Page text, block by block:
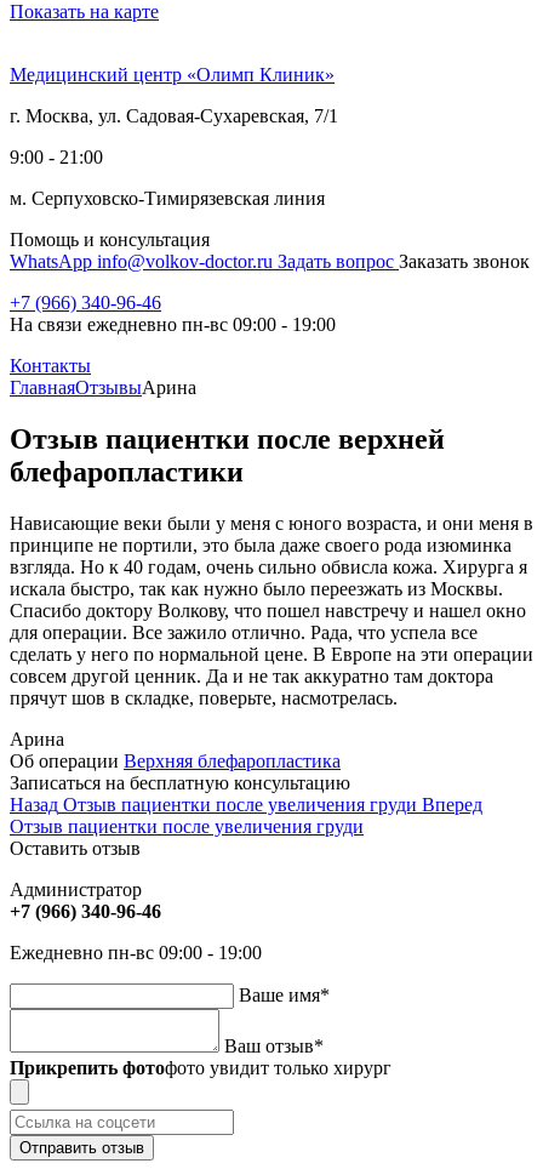
Показать на карте
Медицинский центр «Олимп Клиник»
г. Москва, ул. Садовая-Сухаревская, 7/1
9:00 - 21:00
м. Серпуховско-Тимирязевская линия
Помощь и консультация
WhatsApp info@volkov-doctor.ru Задать вопрос Заказать звонок
+7 (966) 340-96-46
На связи ежедневно пн-вс 09:00 - 19:00
Контакты
ГлавнаяОтзывыАрина
Отзыв пациентки после верхней
блефаропластики
Нависающие веки были у меня с юного возраста, и они меня в
принципе не портили, это была даже своего рода изюминка
взгляда. Но к 40 годам, очень сильно обвисла кожа. Хирурга я
искала быстро, так как нужно было переезжать из Москвы.
Спасибо доктору Волкову, что пошел навстречу и нашел окно
для операции. Все зажило отлично. Рада, что успела все
сделать у него по нормальной цене. В Европе на эти операции
совсем другой ценник. Да и не так аккуратно там доктора
прячут шов в складке, поверьте, насмотрелась.
Арина
Об операции Верхняя блефаропластика
Записаться на бесплатную консультацию
Назад Отзыв пациентки после увеличения груди Вперед
Отзыв пациентки после увеличения груди
Оставить отзыв
Администратор
+7 (966) 340-96-46
Ежедневно пн-вс 09:00 - 19:00
Ваше имя*
Ваш отзыв*
Прикрепить фотофото увидит только хирург
Отправить отзыв